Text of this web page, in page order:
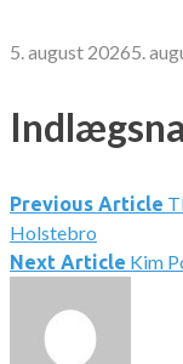
5. august 20265.
Previous Article
Holstebro
Next Article Kim